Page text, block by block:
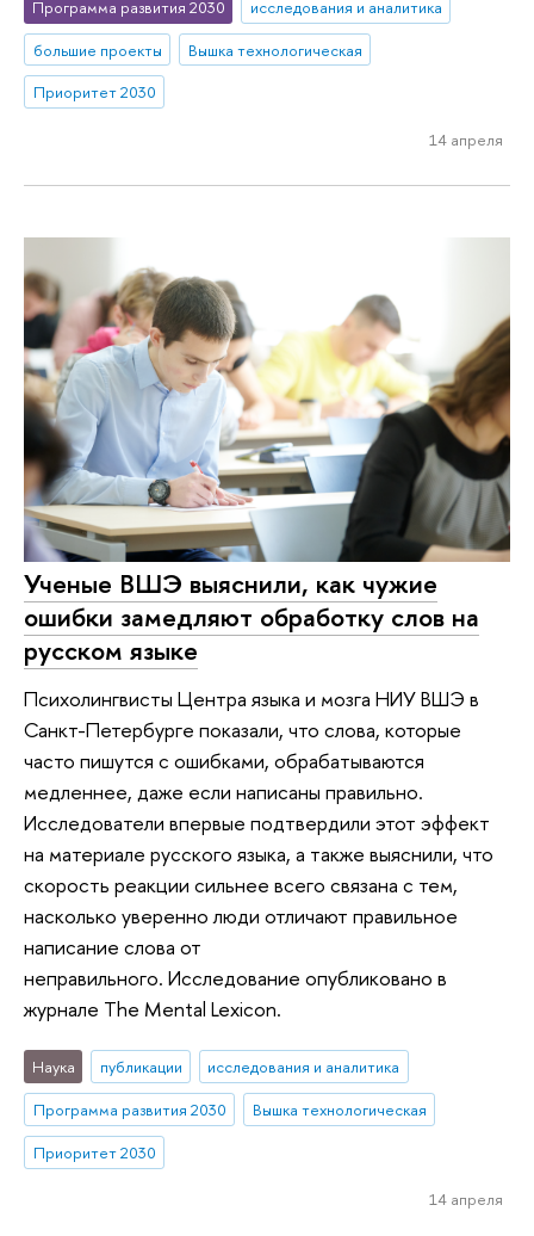
Программа развития 2030
исследования и аналитика
большие проекты
Вышка технологическая
Приоритет 2030
14 апреля
Ученые ВШЭ выяснили, как чужие
ошибки замедляют обработку слов на
русском языке
Психолингвисты Центра языка и мозга НИУ ВШЭ в
Санкт-Петербурге показали, что слова, которые
часто пишутся с ошибками, обрабатываются
медленнее, даже если написаны правильно.
Исследователи впервые подтвердили этот эффект
на материале русского языка, а также выяснили, что
скорость реакции сильнее всего связана с тем,
насколько уверенно люди отличают правильное
написание слова от
неправильного. Исследование опубликовано в
журнале The Mental Lexicon.
Наука публикации
исследования и аналитика
Программа развития 2030
Вышка технологическая
Приоритет 2030
14 апреля